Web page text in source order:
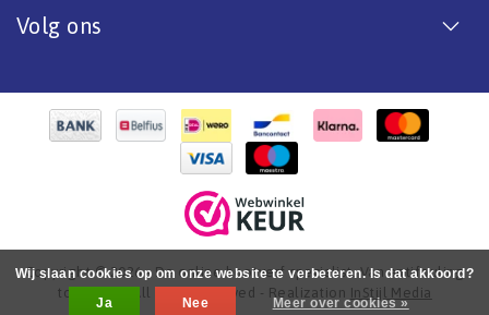
Volg ons
Copyright © 2026 - De online bootverf specialist. Van antifouling
tot aflak. - All rights reserved - Realization InStijl Media
Wij slaan cookies op om onze website te verbeteren. Is dat akkoord?
Ja
Nee Meer over cookies »